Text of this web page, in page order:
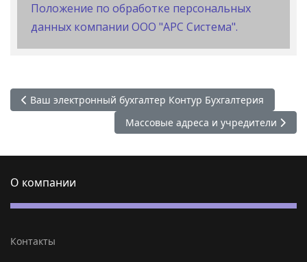
Положение по обработке персональных
данных компании ООО "АРС Система".
Предыдущий: Ваш электронный бухгалтер Контур
Ваш электронный бухгалтер Контур Бухгалтерия
Следующий: Массовые адреса и
Массовые адреса и учредители
О компании
Контакты